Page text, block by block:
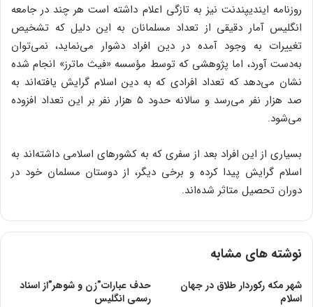
روزنامه ایندیپندنت نیز به تازگی اعلام داشته است هر چند در جامعه
انگلیس آمار دقیقی از تعداد مسلمانان به این دلیل که تشخیص
تغییرات به وجود آمده در دین افراد دشوار می‌نماید، نمی‌توان
به‌دست آورد، اما پژوهشی که توسط مؤسسه «فیث ماترز» انجام شده
نشان می‌دهد که تعداد افرادی که به دین اسلام گرایش یافته‌اند به
صد هزار نفر می‌رسد و سالانه حدود ۵ هزار نفر بر این تعداد افزوده
می‌شود.
بسیاری از این افراد بعد از سفری که به کشورهای اسلامی داشته‌اند به
اسلام گرایش پیدا کرده و برخی دیگر، از دوستان مسلمان خود در
دوران تحصیل متاثر شده‌اند.
نوشته های مشابه
شهر مکه رکوردار طلاق در جهان
اسلام
حدف عبارات”زن و شوهر”از اسناد
رسمی انگلیس